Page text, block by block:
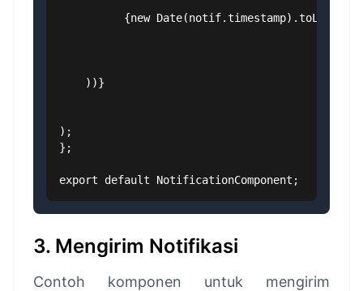
{new
    ))}
);
};
export default NotificationComponent;
3. Mengirim Notifikasi
Contoh komponen untuk mengirim